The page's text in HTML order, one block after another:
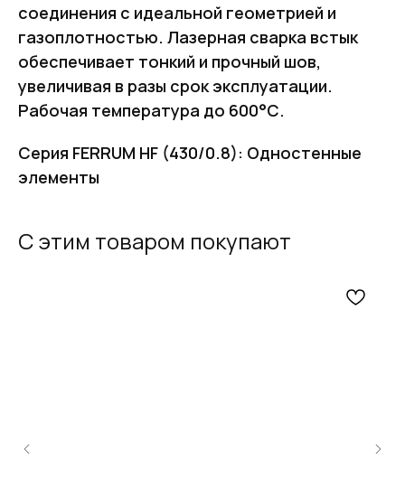
соединения с идеальной геометрией и
газоплотностью. Лазерная сварка встык
обеспечивает тонкий и прочный шов,
увеличивая в разы срок эксплуатации.
Рабочая температура до 600°С.
Серия FERRUM HF (430/0.8): Одностенные
элементы
С этим товаром покупают
расчет дымохода